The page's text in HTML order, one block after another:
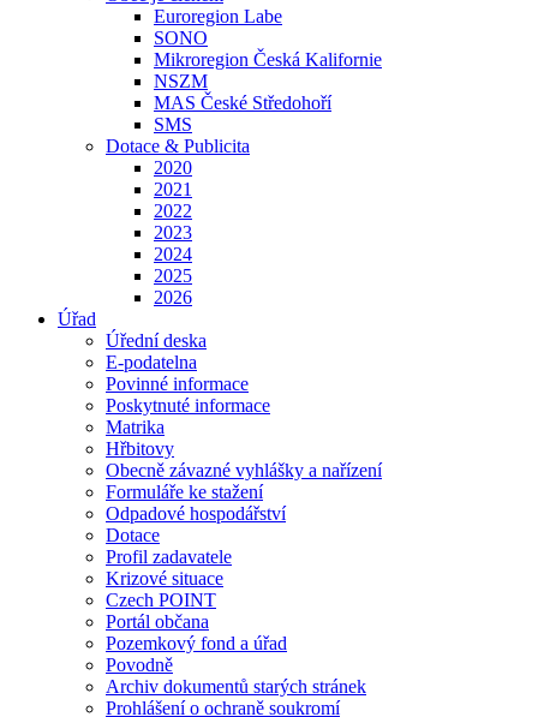
Euroregion Labe
SONO
Mikroregion Česká Kalifornie
NSZM
MAS České Středohoří
SMS
Dotace & Publicita
2020
2021
2022
2023
2024
2025
2026
Úřad
Úřední deska
E-podatelna
Povinné informace
Poskytnuté informace
Matrika
Hřbitovy
Obecně závazné vyhlášky a nařízení
Formuláře ke stažení
Odpadové hospodářství
Dotace
Profil zadavatele
Krizové situace
Czech POINT
Portál občana
Pozemkový fond a úřad
Povodně
Archiv dokumentů starých stránek
Prohlášení o ochraně soukromí